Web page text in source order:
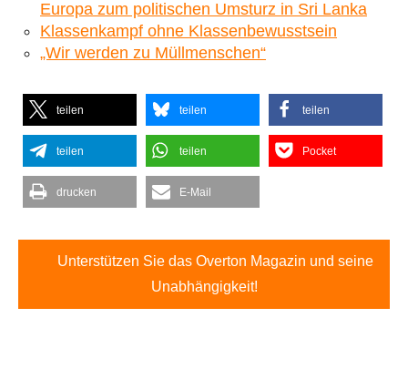
Europa zum politischen Umsturz in Sri Lanka
Klassenkampf ohne Klassenbewusstsein
„Wir werden zu Müllmenschen“
teilen teilen teilen
teilen teilen Pocket
drucken E-Mail
Unterstützen Sie das Overton Magazin und seine
Unabhängigkeit!